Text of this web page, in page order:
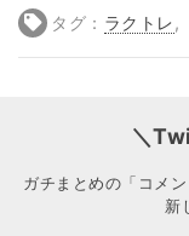
タグ： ラクトレ ,
＼
ガチまとめの「コメ
新